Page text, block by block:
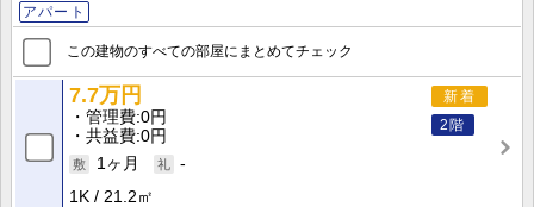
アパート
この建物のすべての部屋にまとめてチェック
新着
2階
7.7万円
管理費 0円
共益費 0円
1ヶ月
-
1K
21.2㎡